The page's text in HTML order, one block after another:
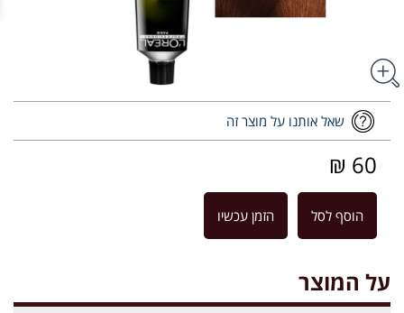
שאל אותנו על מוצר זה
60 ₪
הוסף לסל הזמן עכשיו
על המוצר